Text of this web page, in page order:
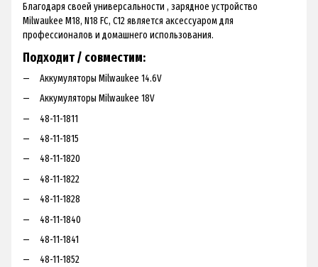
Благодаря своей универсальности , зарядное устройство
Milwaukee M18, N18 FC, C12 является аксессуаром для
профессионалов и домашнего использования.
Подходит / совместим:
Аккумуляторы Milwaukee 14.6V
Аккумуляторы Milwaukee 18V
48-11-1811
48-11-1815
48-11-1820
48-11-1822
48-11-1828
48-11-1840
48-11-1841
48-11-1852